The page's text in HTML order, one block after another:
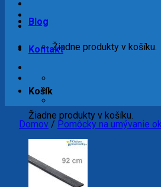
Žiadne produkty v košíku.
Košík
Žiadne produkty v košíku.
Blog
Kontakt
Domov / Pomôcky na umývanie